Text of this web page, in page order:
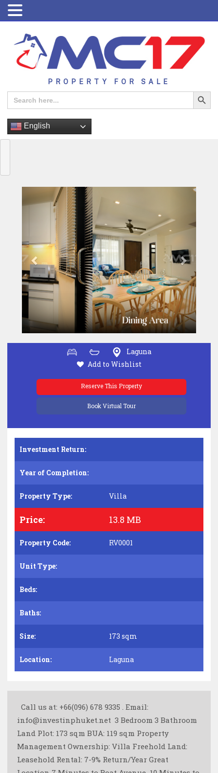
PROPERTY FOR SALE
Search
for:
Search Button
English
Laguna
Add to Wishlist
Reserve This Property
Book Virtual Tour
Investment Return:
Year of Completion:
Property Type: Villa
Price: 13.8 MB
Property Code: RV0001
Unit Type:
Beds:
Baths:
Size: 173 sqm
Location: Laguna
Call us at: +66(096) 678 9335 . Email:
info@investinphuket.net ️ 3 Bedroom 3 Bathroom ️
Land Plot: 173 sqm BUA: 119 sqm Property
Management Ownership: Villa Freehold Land:
Leasehold Rental: 7-9% Return/Year Great